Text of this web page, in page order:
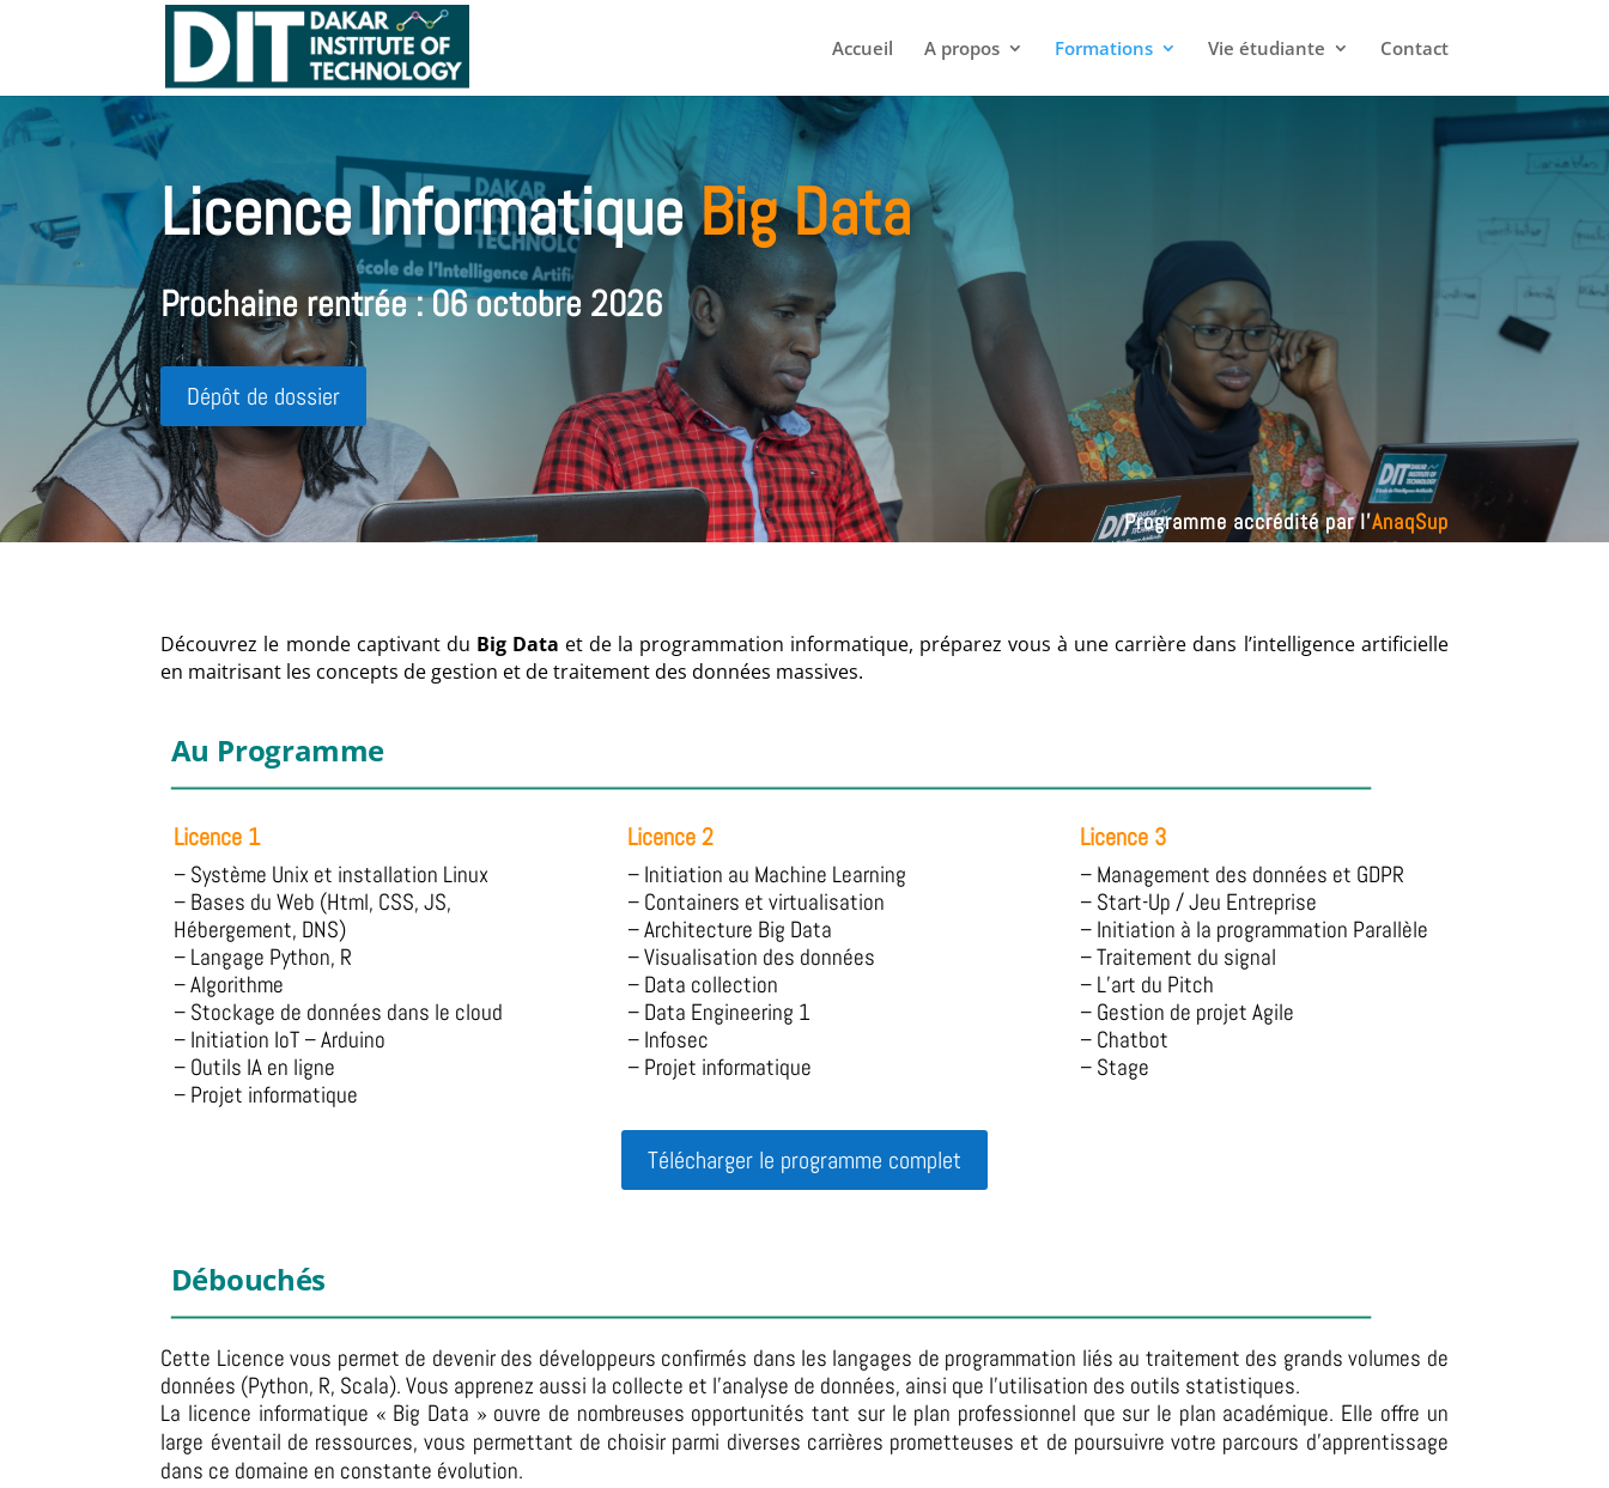
Accueil A propos Formations Vie étudiante Contact
LicenceInformatiqueBig Data
Prochaine rentrée : 06 octobre 2026
Dépôt de dossier
Programme accrédité par l’AnaqSup
Découvrez le monde captivant du Big Data et de la programmation informatique, préparez vous à une carrière dans l’intelligence artificielle
en maitrisant les concepts de gestion et de traitement des données massives.
Au Programme
Licence 1
– Système Unix et installation Linux
– Bases du Web (Html, CSS, JS,
Hébergement, DNS)
– Langage Python, R
– Algorithme
– Stockage de données dans le cloud
– Initiation IoT – Arduino
– Outils IA en ligne
– Projet informatique
Licence 2
– Initiation au Machine Learning
– Containers et virtualisation
– Architecture Big Data
– Visualisation des données
– Data collection
– Data Engineering 1
– Infosec
– Projet informatique
Licence 3
– Management des données et GDPR
– Start-Up / Jeu Entreprise
– Initiation à la programmation Parallèle
– Traitement du signal
– L’art du Pitch
– Gestion de projet Agile
– Chatbot
– Stage
Télécharger le programme complet
Débouchés
Cette Licence vous permet de devenir des développeurs confirmés dans les langages de programmation liés au traitement des grands volumes de
données (Python, R, Scala).Vous apprenez aussi la collecte et l’analyse de données, ainsi que l’utilisation des outils statistiques.
La licence informatique « Big Data » ouvre de nombreuses opportunités tant sur le plan professionnel que sur le plan académique. Elle offre un
large éventail de ressources, vous permettant de choisir parmi diverses carrières prometteuses et de poursuivre votre parcours d’apprentissage
dans ce domaine en constante évolution.